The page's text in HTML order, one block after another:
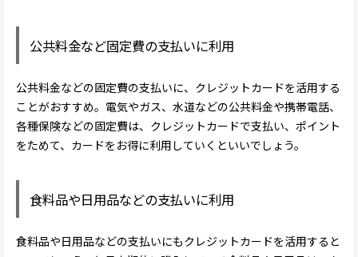
公共料金など固定費の支払いに利用
公共料金などの固定費の支払いに、クレジットカードを活用する
ことがおすすめ。電気やガス、水道などの公共料金や携帯電話、
各種保険などの固定費は、クレジットカードで支払い、ポイント
をためて、カードをお得に利用していくといいでしょう。
食料品や日用品などの支払いに利用
食料品や日用品などの支払いにもクレジットカードを活用すると